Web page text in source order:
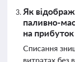
Як
паливно-
на
Списання
витратах без